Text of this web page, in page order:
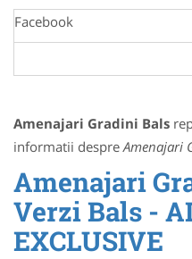
Facebook
Amenajari Gradini Bals
informatii despre Amenajari
Amenajari
Verzi Bals -
EXCLUSIVE